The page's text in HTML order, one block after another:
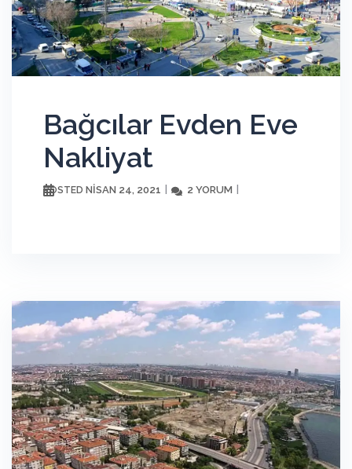
Bağcılar Evden Eve
Nakliyat
POSTED NISAN 24, 2021 2 YORUM